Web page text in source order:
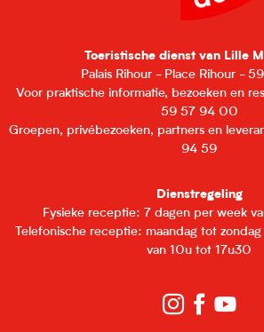
Toeristische dienst van Lille
Palais Rihour - Place Rihour -
Voor praktische informatie, bezoeken en
59 57 94 00
Groepen, privébezoeken, partners en
94 59
Dienstregeling
Fysieke receptie: 7 dagen per week
Telefonische receptie: maandag tot
van 10u tot 17u30